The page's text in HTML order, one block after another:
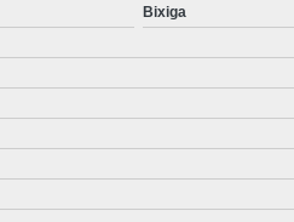
Bixiga